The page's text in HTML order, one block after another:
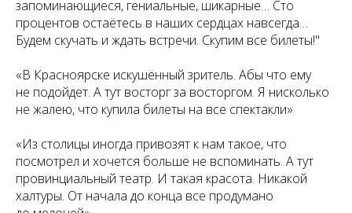
запоминающиеся, гениальные, шикарные… Сто
процентов остаётесь в наших сердцах навсегда…
Будем скучать и ждать встречи. Скупим все билеты!"
«В Красноярске искушённый зритель. Абы что ему
не подойдет. А тут восторг за восторгом. Я нисколько
не жалею, что купила билеты на все спектакли»
«Из столицы иногда привозят к нам такое, что
посмотрел и хочется больше не вспоминать. А тут
провинциальный театр. И такая красота. Никакой
халтуры. От начала до конца все продумано